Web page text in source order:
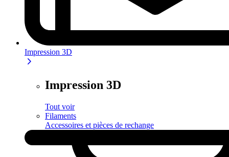
Impression 3D
Impression 3D
Tout voir
Filaments
Accessoires et pièces de rechange